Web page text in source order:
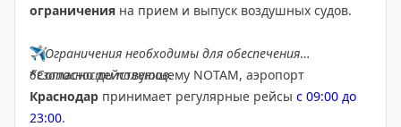
ограничения на прием и выпуск воздушных судов.
✈️Ограничения необходимы для обеспечения
безопасности полетов.
*Согласно действующему NOTAM, аэропорт
Краснодар принимает регулярные рейсы с 09:00 до
23:00.